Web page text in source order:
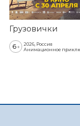
Грузовички
6+
2026, Россия
Анимационное